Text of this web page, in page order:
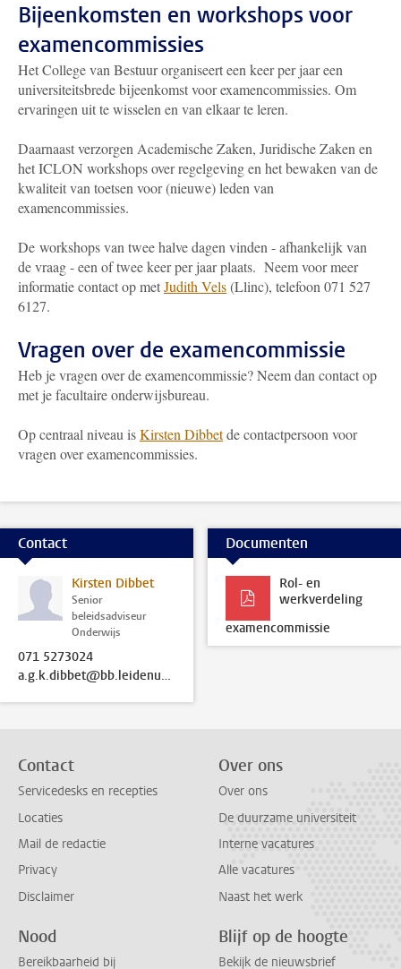
Bijeenkomsten en workshops voor
examencommissies
Het College van Bestuur organiseert een keer per jaar een
universiteitsbrede bijeenkomst voor examencommissies. Om
ervaringen uit te wisselen en van elkaar te leren.
Daarnaast verzorgen Academische Zaken, Juridische Zaken en
het ICLON workshops over regelgeving en het bewaken van de
kwaliteit van toetsen voor (nieuwe) leden van
examencommissies.
De workshops van twee halve dagen vinden - afhankelijk van
de vraag - een of twee keer per jaar plaats. Neem voor meer
informatie contact op metJudith Vels(Llinc), telefoon 071 527
6127.
Vragen over de examencommissie
Heb je vragen over de examencommissie? Neem dan contact op
met je facultaire onderwijsbureau.
Op centraal niveau isKirsten Dibbetde contactpersoon voor
vragen over examencommissies.
Contact
Kirsten Dibbet
Senior
beleidsadviseur
Onderwijs
071 5273024
a.g.k.dibbet@bb.leidenuniv.nl
Documenten
Rol- en
werkverdeling
examencommissie
Contact
Servicedesks en recepties
Locaties
Mail de redactie
Privacy
Disclaimer
Over ons
Over ons
De duurzame universiteit
Interne vacatures
Alle vacatures
Naast het werk
Nood
Bereikbaarheid bij
Blijf op de hoogte
Bekijk de nieuwsbrief